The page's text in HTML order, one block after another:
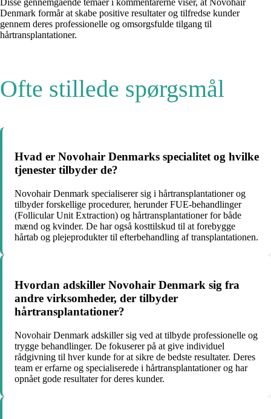
Denmark formår at skabe positive resultater og tilfredse kunder
gennem deres professionelle og omsorgsfulde tilgang til
hårtransplantationer.
Ofte stillede spørgsmål
Hvad er Novohair Denmarks specialitet og hvilke
tjenester tilbyder de?
Novohair Denmark specialiserer sig i hårtransplantationer og
tilbyder forskellige procedurer, herunder FUE-behandlinger
(Follicular Unit Extraction) og hårtransplantationer for både
mænd og kvinder. De har også kosttilskud til at forebygge
hårtab og plejeprodukter til efterbehandling af transplantationen.
Hvordan adskiller Novohair Denmark sig fra
andre virksomheder, der tilbyder
hårtransplantationer?
Novohair Denmark adskiller sig ved at tilbyde professionelle og
trygge behandlinger. De fokuserer på at give individuel
rådgivning til hver kunde for at sikre de bedste resultater. Deres
team er erfarne og specialiserede i hårtransplantationer og har
opnået gode resultater for deres kunder.